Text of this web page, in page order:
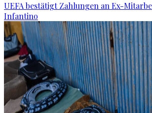
UEFA bestätigt Zahlungen an Ex-
Infantino